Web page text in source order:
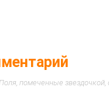
помеченные звездочкой,